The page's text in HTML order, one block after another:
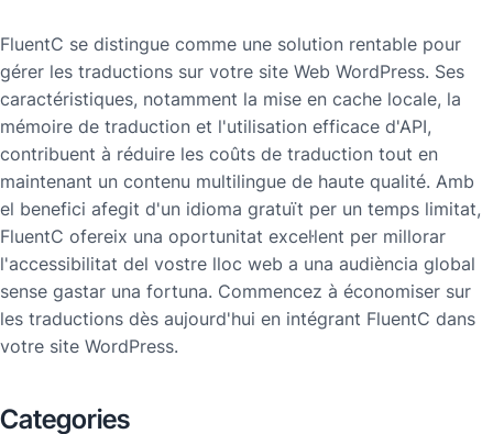
FluentC se distingue comme une solution rentable pour
gérer les traductions sur votre site Web WordPress. Ses
caractéristiques, notamment la mise en cache locale, la
mémoire de traduction et l'utilisation efficace d'API,
contribuent à réduire les coûts de traduction tout en
maintenant un contenu multilingue de haute qualité. Amb
el benefici afegit d'un idioma gratuït per un temps limitat,
FluentC ofereix una oportunitat excel·lent per millorar
l'accessibilitat del vostre lloc web a una audiència global
sense gastar una fortuna. Commencez à économiser sur
les traductions dès aujourd'hui en intégrant FluentC dans
votre site WordPress.
Categories